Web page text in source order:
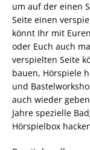
um auf der einen
Seite einen
könnt Ihr mit
oder Euch auch
verspielten Seite
bauen, Hörspiele
und
auch wieder
Jahre spezielle
Hörspielbox